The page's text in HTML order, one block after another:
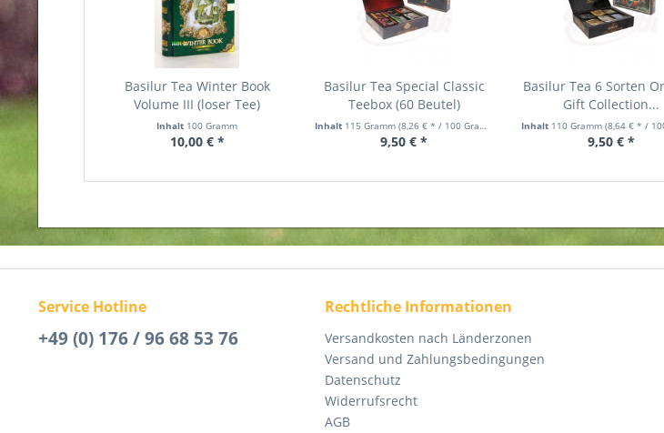
Basilur Tea Winter Book
Volume III (loser Tee)
Inhalt 100 Gramm
10,00 € *
Basilur Tea Special Classic
Teebox (60 Beutel)
Inhalt 115 Gramm (8,26 € * / 100 Gramm)
9,50 € *
Basilur Tea 6 Sorten
Gift Collection...
Inhalt 110 Gramm(8,64 € * / 100
9,50 € *
Service Hotline
+49 (0) 176 / 96 68 53 76
Rechtliche Informationen
Versandkosten nach Länderzonen
Versand und Zahlungsbedingungen
Datenschutz
Widerrufsrecht
AGB